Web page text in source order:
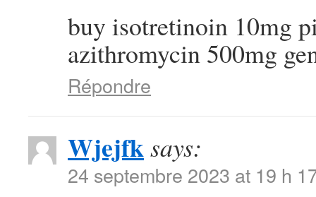
buy isotretinoin 10mg
azithromycin 500mg
Répondre
Wjejfksays:
24 septembre 2023 at 19 h